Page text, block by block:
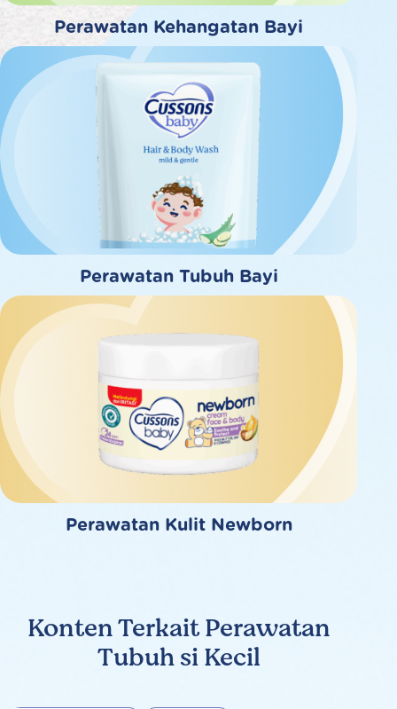
Perawatan Kehangatan Bayi
Perawatan Tubuh Bayi
Perawatan Kulit Newborn
Konten Terkait Perawatan
Tubuh si Kecil